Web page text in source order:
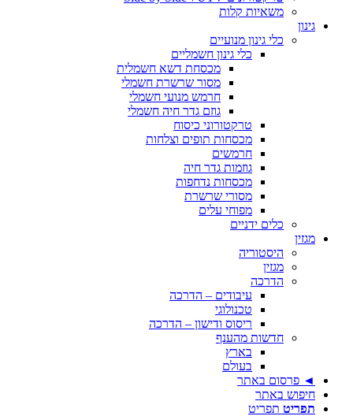
משאיות קלות
גינון
כלי גינון מנועיים
כלי גינון חשמליים
מכסחת דשא חשמלית
מסור שרשרת חשמלי
חרמש מנועי חשמלי
גוזם גדר חיה חשמלי
טרקטורוני כיסוח
מכסחות תופים וצלחות
חרמשים
גוזמות גדר חיה
מכסחות נדחפות
מסורי שרשרת
מפוחי עלים
כלים ידניים
מגזין
היסטוריה
מגזין
הדרכה
עיבודים – הדרכה
טכנולוגי
ריסוס ודישון – הדרכה
חדשות מהענף
בארץ
בעולם
◄ פרסום באתר
חיפוש באתר
תפריט תפריט